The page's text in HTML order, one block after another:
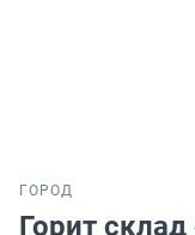
ГОРОД
Горит